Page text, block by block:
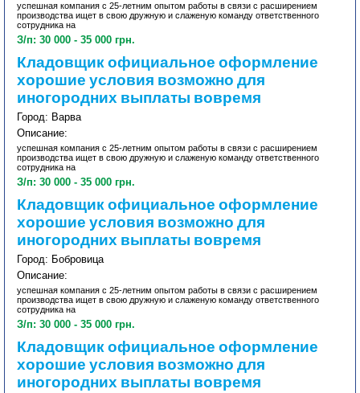
успешная компания с 25-летним опытом работы в связи с расширением
производства ищет в свою дружную и слаженую команду ответственного
сотрудника на
З/п: 30 000 - 35 000 грн.
Кладовщик официальное оформление
хорошие условия возможно для
иногородних выплаты вовремя
Город: Варва
Описание:
успешная компания с 25-летним опытом работы в связи с расширением
производства ищет в свою дружную и слаженую команду ответственного
сотрудника на
З/п: 30 000 - 35 000 грн.
Кладовщик официальное оформление
хорошие условия возможно для
иногородних выплаты вовремя
Город: Бобровица
Описание:
успешная компания с 25-летним опытом работы в связи с расширением
производства ищет в свою дружную и слаженую команду ответственного
сотрудника на
З/п: 30 000 - 35 000 грн.
Кладовщик официальное оформление
хорошие условия возможно для
иногородних выплаты вовремя